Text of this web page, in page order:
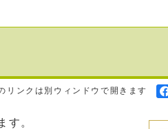
リンクは別ウィンドウで開きます
す。